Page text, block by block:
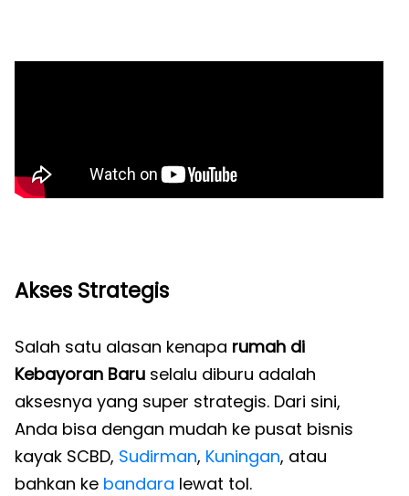
Akses Strategis
Salah satu alasan kenapa rumah di
Kebayoran Baru selalu diburu adalah
aksesnya yang super strategis. Dari sini,
Anda bisa dengan mudah ke pusat bisnis
kayak SCBD, Sudirman, Kuningan, atau
bahkan ke bandara lewat tol.